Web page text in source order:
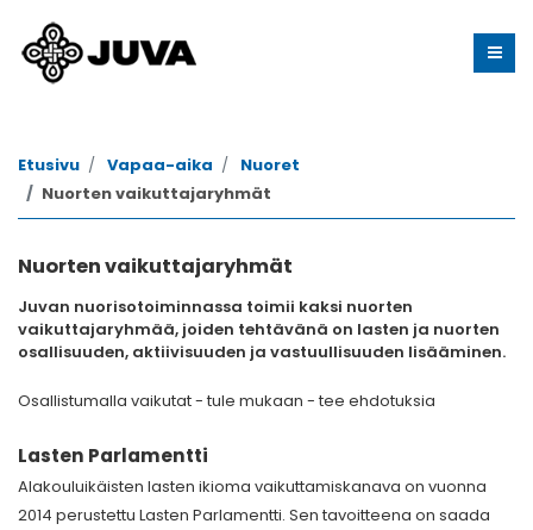
Etusivu Vapaa-aika
Nuoret
Nuorten vaikuttajaryhmät
Nuorten vaikuttajaryhmät
Juvan nuorisotoiminnassa toimii kaksi nuorten
vaikuttajaryhmää, joiden tehtävänä on lasten ja nuorten
osallisuuden, aktiivisuuden ja vastuullisuuden lisääminen.
Osallistumalla vaikutat - tule mukaan - tee ehdotuksia
Lasten Parlamentti
Alakouluikäisten lasten ikioma vaikuttamiskanava on vuonna
2014 perustettu Lasten Parlamentti. Sen tavoitteena on saada